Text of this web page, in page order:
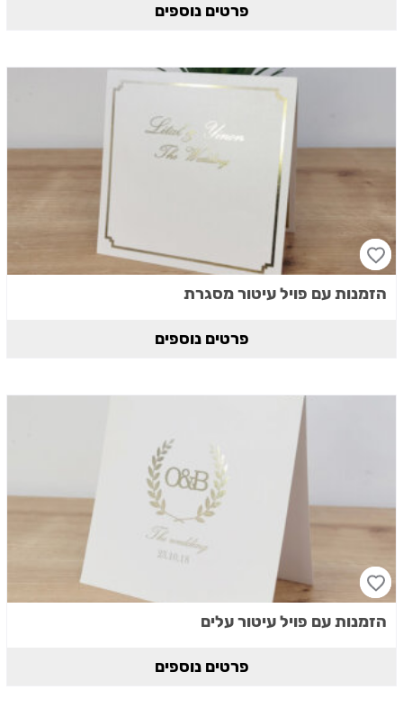
פרטים נוספים
הזמנות עם פויל עיטור מסגרת
פרטים נוספים
הזמנות עם פויל עיטור עלים
פרטים נוספים